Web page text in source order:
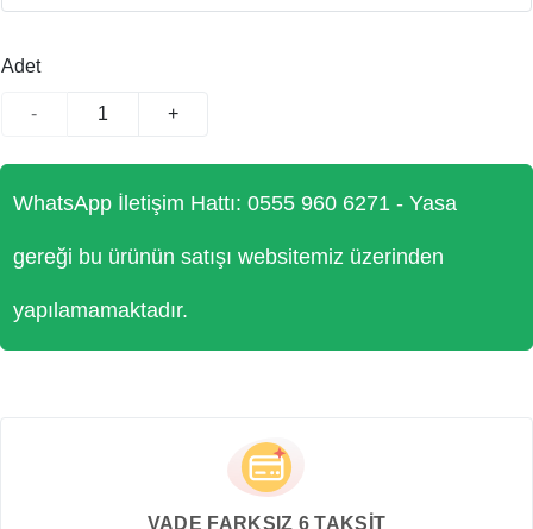
Adet
- +
WhatsApp İletişim Hattı: 0555 960 6271 - Yasa
gereği bu ürünün satışı websitemiz üzerinden
yapılamamaktadır.
VADE FARKSIZ 6 TAKSİT